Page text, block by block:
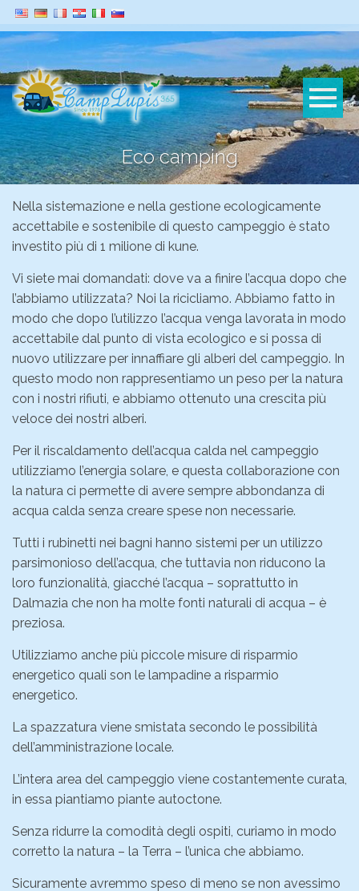
Eco camping
Nella sistemazione e nella gestione ecologicamente
accettabile e sostenibile di questo campeggio è stato
investito più di 1 milione di kune.
Vi siete mai domandati: dove va a finire l’acqua dopo che
l’abbiamo utilizzata? Noi la ricicliamo. Abbiamo fatto in
modo che dopo l’utilizzo l’acqua venga lavorata in modo
accettabile dal punto di vista ecologico e si possa di
nuovo utilizzare per innaffiare gli alberi del campeggio. In
questo modo non rappresentiamo un peso per la natura
con i nostri rifiuti, e abbiamo ottenuto una crescita più
veloce dei nostri alberi.
Per il riscaldamento dell’acqua calda nel campeggio
utilizziamo l’energia solare, e questa collaborazione con
la natura ci permette di avere sempre abbondanza di
acqua calda senza creare spese non necessarie.
Tutti i rubinetti nei bagni hanno sistemi per un utilizzo
parsimonioso dell’acqua, che tuttavia non riducono la
loro funzionalità, giacché l’acqua – soprattutto in
Dalmazia che non ha molte fonti naturali di acqua – è
preziosa.
Utilizziamo anche più piccole misure di risparmio
energetico quali son le lampadine a risparmio
energetico.
La spazzatura viene smistata secondo le possibilità
dell’amministrazione locale.
L’intera area del campeggio viene costantemente curata,
in essa piantiamo piante autoctone.
Senza ridurre la comodità degli ospiti, curiamo in modo
corretto la natura – la Terra – l’unica che abbiamo.
Sicuramente avremmo speso di meno se non avessimo